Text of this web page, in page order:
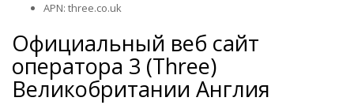
APN: three.co.uk
Официальный веб сайт
оператора 3 (Three)
Великобритании Англия